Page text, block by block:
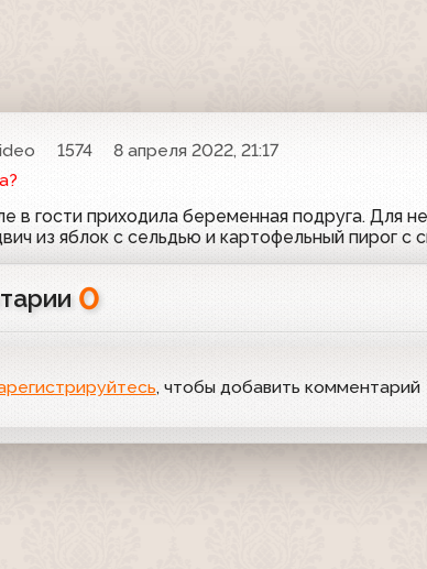
1574
8 апреля 2022, 21:17
в гости приходила беременная подруга. Для
из яблок с сельдью и картофельный пирог с
0
, чтобы добавить комментарий